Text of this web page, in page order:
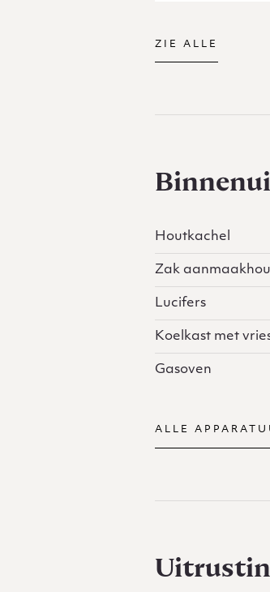
ZIE ALLE
Houtkachel
Zak
Lucifers
Koelkast met
Gasoven
ALLE